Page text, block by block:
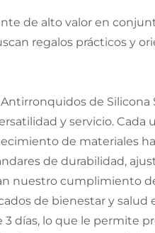
de alto valor en
regalos prácticos y
de Silicona
y servicio. Cada
de materiales
de durabilidad,
nuestro cumplimiento
de bienestar y
días, lo que le permite